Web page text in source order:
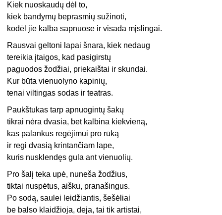
Kiek nuoskaudų dėl to,
kiek bandymų beprasmių sužinoti,
kodėl jie kalba sapnuose ir visada mįslingai.
Rausvai geltoni lapai šnara, kiek nedaug
tereikia įtaigos, kad pasigirstų
paguodos žodžiai, priekaištai ir skundai.
Kur būta vienuolyno kapinių,
tenai viltingas sodas ir teatras.
Paukštukas tarp apnuogintų šakų
tikrai nėra dvasia, bet kalbina kiekvieną,
kas palankus regėjimui pro rūką
ir regi dvasią krintančiam lape,
kuris nusklendęs gula ant vienuolių.
Pro šalį teka upė, nuneša žodžius,
tiktai nuspėtus, aišku, pranašingus.
Po sodą, saulei leidžiantis, šešėliai
be balso klaidžioja, deja, tai tik artistai,